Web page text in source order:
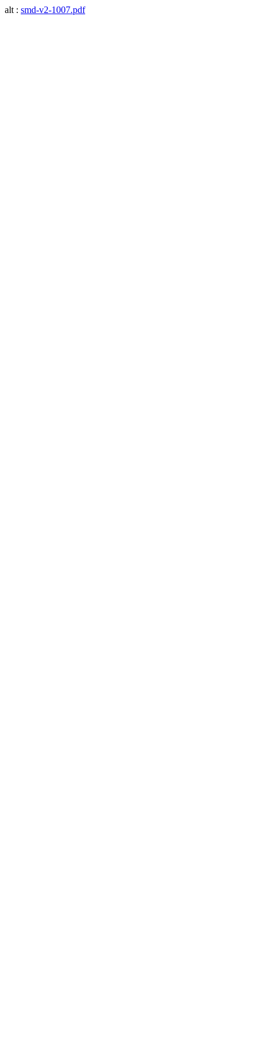
alt : smd-v2-1007.pdf